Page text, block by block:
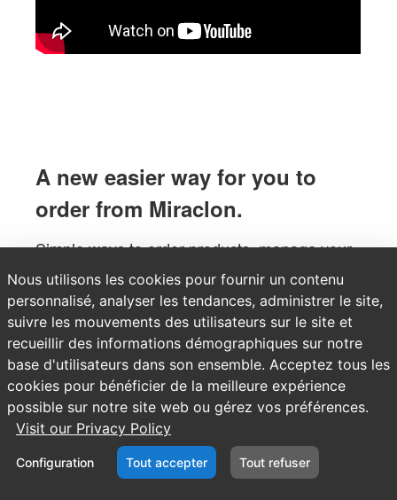
A new easier way for you to
order from Miraclon.
Simple ways to order products, manage your
account, and place service requests.
Use the Log In option at the top of the
page to request an account today.
Nous utilisons les cookies pour fournir un contenu
personnalisé, analyser les tendances, administrer le site,
suivre les mouvements des utilisateurs sur le site et
recueillir des informations démographiques sur notre
base d'utilisateurs dans son ensemble. Acceptez tous les
cookies pour bénéficier de la meilleure expérience
possible sur notre site web ou gérez vos préférences.
Visit our Privacy Policy
Configuration Tout accepter Tout refuser